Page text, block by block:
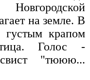
на земле. В
густым крапом
Голос -
"тююю...